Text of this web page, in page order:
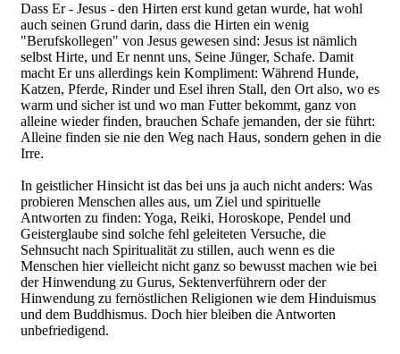
Dass Er - Jesus - den Hirten erst kund getan wurde, hat wohl
auch seinen Grund darin, dass die Hirten ein wenig
"Berufskollegen" von Jesus gewesen sind: Jesus ist nämlich
selbst Hirte, und Er nennt uns, Seine Jünger, Schafe. Damit
macht Er uns allerdings kein Kompliment: Während Hunde,
Katzen, Pferde, Rinder und Esel ihren Stall, den Ort also, wo es
warm und sicher ist und wo man Futter bekommt, ganz von
alleine wieder finden, brauchen Schafe jemanden, der sie führt:
Alleine finden sie nie den Weg nach Haus, sondern gehen in die
Irre.
In geistlicher Hinsicht ist das bei uns ja auch nicht anders: Was
probieren Menschen alles aus, um Ziel und spirituelle
Antworten zu finden: Yoga, Reiki, Horoskope, Pendel und
Geisterglaube sind solche fehl geleiteten Versuche, die
Sehnsucht nach Spiritualität zu stillen, auch wenn es die
Menschen hier vielleicht nicht ganz so bewusst machen wie bei
der Hinwendung zu Gurus, Sektenverführern oder der
Hinwendung zu fernöstlichen Religionen wie dem Hinduismus
und dem Buddhismus. Doch hier bleiben die Antworten
unbefriedigend.